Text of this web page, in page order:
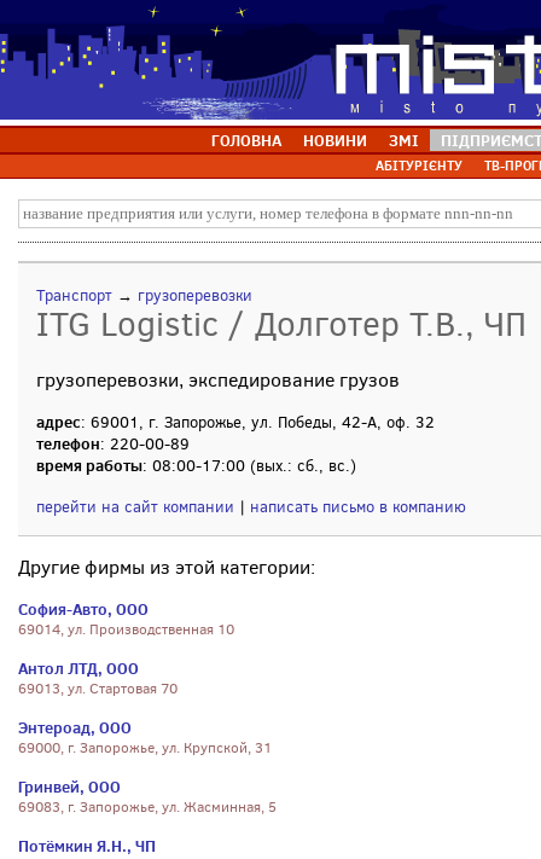
ГОЛОВНА НОВИНИ ЗМІ
АБІТУРІЄНТУ ТВ-
Транспорт → грузоперевозки
ITG Logistic / Долготер Т.В., ЧП
грузоперевозки, экспедирование грузов
адрес: 69001, г. Запорожье, ул. Победы, 42-А, оф. 32
телефон: 220-00-89
время работы: 08:00-17:00 (вых.: сб., вс.)
перейти на сайт компании | написать письмо в компанию
Другие фирмы из этой категории:
София-Авто, ООО
69014, ул. Производственная 10
Антол ЛТД, ООО
69013, ул. Стартовая 70
Энтероад, ООО
69000, г. Запорожье, ул. Крупской, 31
Гринвей, ООО
69083, г. Запорожье, ул. Жасминная, 5
Потёмкин Я.Н., ЧП